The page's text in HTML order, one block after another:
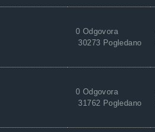
0 Odgovora
30273 Pogledano
0 Odgovora
31762 Pogledano